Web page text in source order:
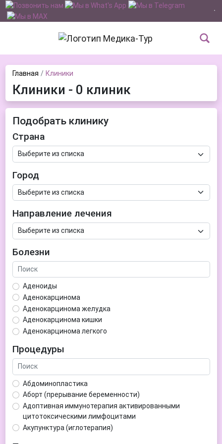
Главная Клиники
Клиники - 0 клиник
Подобрать клинику
Страна
Город
Направление лечения
Болезни
Аденоиды
Аденокарцинома
Аденокарцинома желудка
Аденокарцинома кишки
Аденокарцинома легкого
Аденома гипофиза
Аденома простаты
Аденома щитовидной железы
Аденомиоз
Адентия
Азооспермия
Акне (угри)
Алкоголизм
Процедуры
Абдоминопластика
Аборт (прерывание беременности)
Адоптивная иммунотерапия активированными
цитотоксическими лимфоцитами
Акупунктура (иглотерапия)